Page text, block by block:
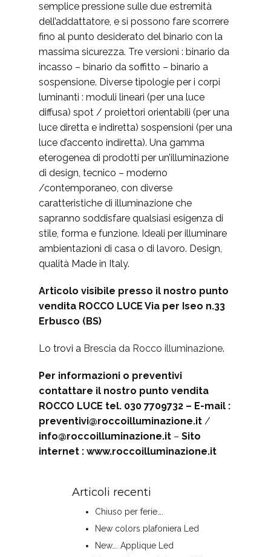
semplice pressione sulle due estremità
dell’addattatore, e si possono fare scorrere
fino al punto desiderato del binario con la
massima sicurezza. Tre versioni : binario da
incasso – binario da soffitto – binario a
sospensione. Diverse tipologie per i corpi
luminanti : moduli lineari (per una luce
diffusa) spot / proiettori orientabili (per una
luce diretta e indiretta) sospensioni (per una
luce d’accento indiretta). Una gamma
eterogenea di prodotti per un’illuminazione
di design, tecnico – moderno
/contemporaneo, con diverse
caratteristiche di illuminazione che
sapranno soddisfare qualsiasi esigenza di
stile, forma e funzione. Ideali per illuminare
ambientazioni di casa o di lavoro. Design,
qualità Made in Italy.
Articolo visibile presso il nostro punto
vendita ROCCO LUCE Via per Iseo n.33
Erbusco (BS)
Lo trovi a Brescia da Rocco illuminazione.
Per informazioni o preventivi
contattare il nostro punto vendita
ROCCO LUCE tel. 030 7709732 – E-mail :
preventivi@roccoilluminazione.it /
info@roccoilluminazione.it – Sito
internet : www.roccoilluminazione.it
Articoli recenti
Chiuso per ferie….
New colors plafoniera Led
New…. Applique Led